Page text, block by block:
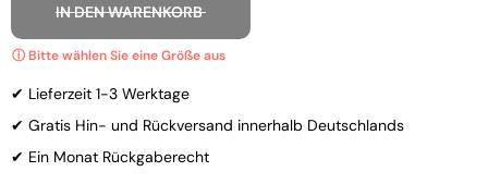
IN DEN WARENKORB
✔ Lieferzeit 1-3 Werktage
✔ Gratis Hin- und Rückversand innerhalb Deutschlands
✔ Ein Monat Rückgaberecht